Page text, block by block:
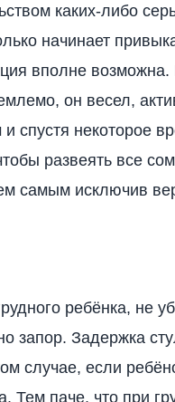
каких-либо
начинает
вполне
он весел,
и спустя некоторое
развеять все
самым исключив
ребёнка, не
запор. Задержка
случае, если
Тем паче, что при